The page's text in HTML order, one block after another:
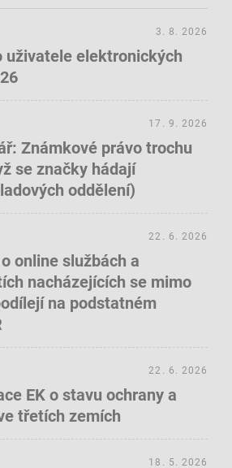
uživatele elektronických
3. 8. 2026
Známkové právo trochu
se značky hádají
oddělení)
17. 9. 2026
online službách a
nacházejících se mimo
na podstatném
22. 6. 2026
EK o stavu ochrany a
třetích zemích
22. 6. 2026
18. 5. 2026